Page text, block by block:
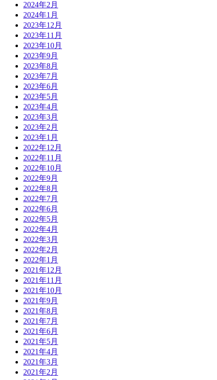
2024年2月
2024年1月
2023年12月
2023年11月
2023年10月
2023年9月
2023年8月
2023年7月
2023年6月
2023年5月
2023年4月
2023年3月
2023年2月
2023年1月
2022年12月
2022年11月
2022年10月
2022年9月
2022年8月
2022年7月
2022年6月
2022年5月
2022年4月
2022年3月
2022年2月
2022年1月
2021年12月
2021年11月
2021年10月
2021年9月
2021年8月
2021年7月
2021年6月
2021年5月
2021年4月
2021年3月
2021年2月